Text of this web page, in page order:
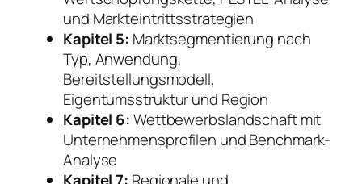
und Markteintrittsstrategien
Kapitel 5: Marktsegmentierung nach
Typ, Anwendung,
Bereitstellungsmodell,
Eigentumsstruktur und Region
Kapitel 6:Wettbewerbslandschaft mit
Unternehmensprofilen und Benchmark-
Analyse